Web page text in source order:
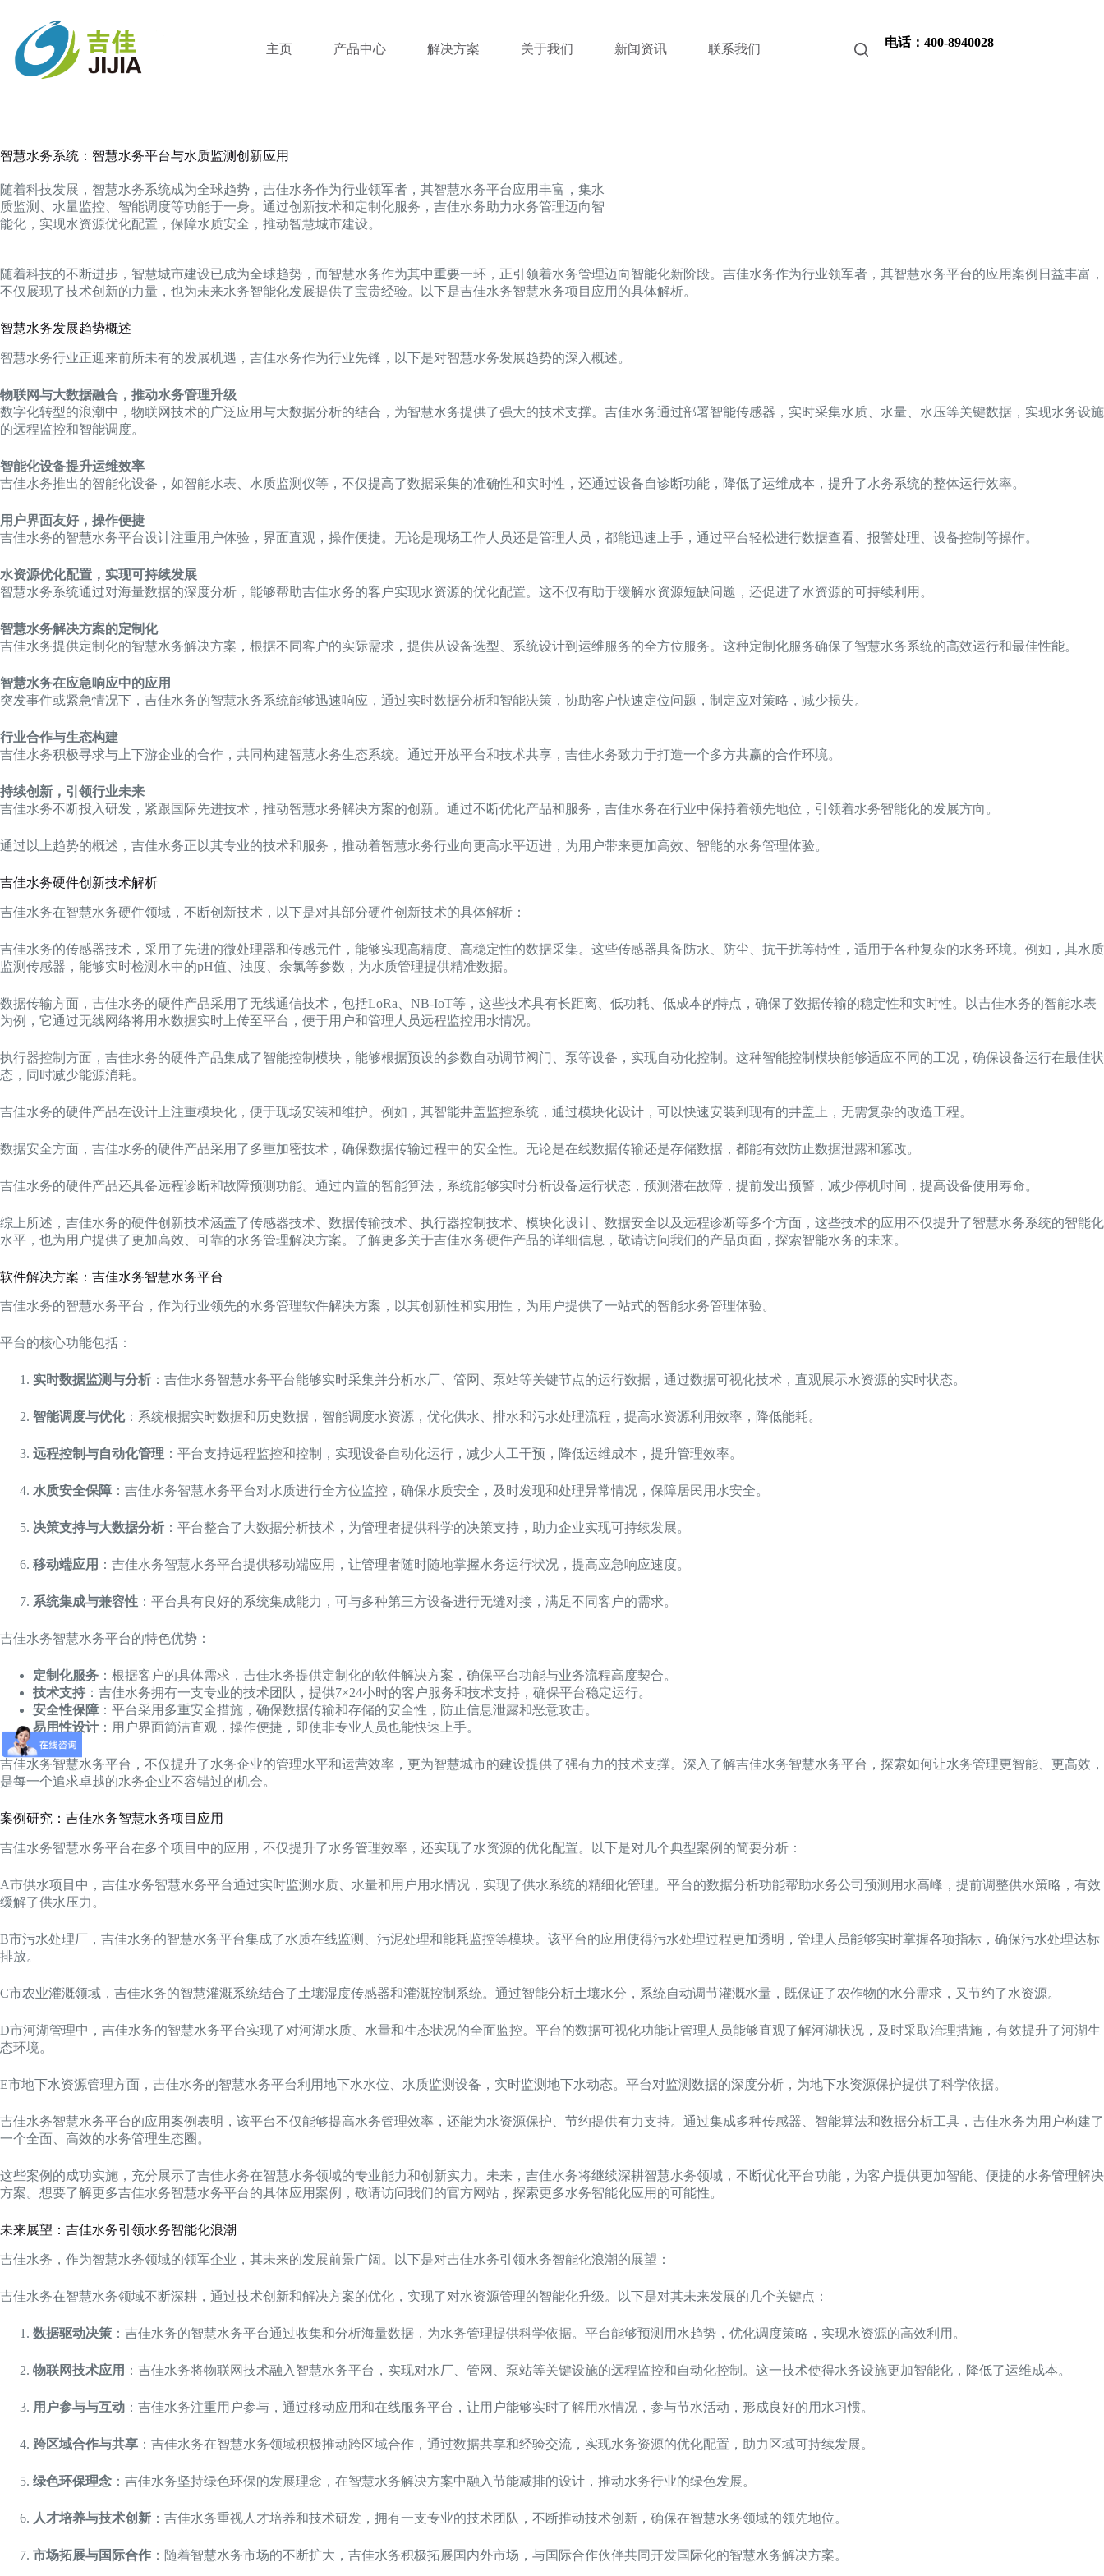
主页 产品中心 解决方案 关于我们 新闻资讯 联系我们 电话：400-8940028
智慧水务系统：智慧水务平台与水质监测创新应用
随着科技发展，智慧水务系统成为全球趋势，吉佳水务作为行业领军者，其智慧水务平台应用丰富，集水
质监测、水量监控、智能调度等功能于一身。通过创新技术和定制化服务，吉佳水务助力水务管理迈向智
能化，实现水资源优化配置，保障水质安全，推动智慧城市建设。
随着科技的不断进步，智慧城市建设已成为全球趋势，而智慧水务作为其中重要一环，正引领着水务管理迈向智能化新阶段。吉佳水务作为行业领军者，其智慧水务平台的应用案例日益丰富，
不仅展现了技术创新的力量，也为未来水务智能化发展提供了宝贵经验。以下是吉佳水务智慧水务项目应用的具体解析。
智慧水务发展趋势概述
智慧水务行业正迎来前所未有的发展机遇，吉佳水务作为行业先锋，以下是对智慧水务发展趋势的深入概述。
物联网与大数据融合，推动水务管理升级
数字化转型的浪潮中，物联网技术的广泛应用与大数据分析的结合，为智慧水务提供了强大的技术支撑。吉佳水务通过部署智能传感器，实时采集水质、水量、水压等关键数据，实现水务设施
的远程监控和智能调度。
智能化设备提升运维效率
吉佳水务推出的智能化设备，如智能水表、水质监测仪等，不仅提高了数据采集的准确性和实时性，还通过设备自诊断功能，降低了运维成本，提升了水务系统的整体运行效率。
用户界面友好，操作便捷
吉佳水务的智慧水务平台设计注重用户体验，界面直观，操作便捷。无论是现场工作人员还是管理人员，都能迅速上手，通过平台轻松进行数据查看、报警处理、设备控制等操作。
水资源优化配置，实现可持续发展
智慧水务系统通过对海量数据的深度分析，能够帮助吉佳水务的客户实现水资源的优化配置。这不仅有助于缓解水资源短缺问题，还促进了水资源的可持续利用。
智慧水务解决方案的定制化
吉佳水务提供定制化的智慧水务解决方案，根据不同客户的实际需求，提供从设备选型、系统设计到运维服务的全方位服务。这种定制化服务确保了智慧水务系统的高效运行和最佳性能。
智慧水务在应急响应中的应用
突发事件或紧急情况下，吉佳水务的智慧水务系统能够迅速响应，通过实时数据分析和智能决策，协助客户快速定位问题，制定应对策略，减少损失。
行业合作与生态构建
吉佳水务积极寻求与上下游企业的合作，共同构建智慧水务生态系统。通过开放平台和技术共享，吉佳水务致力于打造一个多方共赢的合作环境。
持续创新，引领行业未来
吉佳水务不断投入研发，紧跟国际先进技术，推动智慧水务解决方案的创新。通过不断优化产品和服务，吉佳水务在行业中保持着领先地位，引领着水务智能化的发展方向。
通过以上趋势的概述，吉佳水务正以其专业的技术和服务，推动着智慧水务行业向更高水平迈进，为用户带来更加高效、智能的水务管理体验。
吉佳水务硬件创新技术解析
吉佳水务在智慧水务硬件领域，不断创新技术，以下是对其部分硬件创新技术的具体解析：
吉佳水务的传感器技术，采用了先进的微处理器和传感元件，能够实现高精度、高稳定性的数据采集。这些传感器具备防水、防尘、抗干扰等特性，适用于各种复杂的水务环境。例如，其水质
监测传感器，能够实时检测水中的pH值、浊度、余氯等参数，为水质管理提供精准数据。
数据传输方面，吉佳水务的硬件产品采用了无线通信技术，包括LoRa、NB-IoT等，这些技术具有长距离、低功耗、低成本的特点，确保了数据传输的稳定性和实时性。以吉佳水务的智能水表
为例，它通过无线网络将用水数据实时上传至平台，便于用户和管理人员远程监控用水情况。
执行器控制方面，吉佳水务的硬件产品集成了智能控制模块，能够根据预设的参数自动调节阀门、泵等设备，实现自动化控制。这种智能控制模块能够适应不同的工况，确保设备运行在最佳状
态，同时减少能源消耗。
吉佳水务的硬件产品在设计上注重模块化，便于现场安装和维护。例如，其智能井盖监控系统，通过模块化设计，可以快速安装到现有的井盖上，无需复杂的改造工程。
数据安全方面，吉佳水务的硬件产品采用了多重加密技术，确保数据传输过程中的安全性。无论是在线数据传输还是存储数据，都能有效防止数据泄露和篡改。
吉佳水务的硬件产品还具备远程诊断和故障预测功能。通过内置的智能算法，系统能够实时分析设备运行状态，预测潜在故障，提前发出预警，减少停机时间，提高设备使用寿命。
综上所述，吉佳水务的硬件创新技术涵盖了传感器技术、数据传输技术、执行器控制技术、模块化设计、数据安全以及远程诊断等多个方面，这些技术的应用不仅提升了智慧水务系统的智能化
水平，也为用户提供了更加高效、可靠的水务管理解决方案。了解更多关于吉佳水务硬件产品的详细信息，敬请访问我们的产品页面，探索智能水务的未来。
软件解决方案：吉佳水务智慧水务平台
吉佳水务的智慧水务平台，作为行业领先的水务管理软件解决方案，以其创新性和实用性，为用户提供了一站式的智能水务管理体验。
平台的核心功能包括：
实时数据监测与分析 ：吉佳水务智慧水务平台能够实时采集并分析水厂、管网、泵站等关键节点的运行数据，通过数据可视化技术，直观展示水资源的实时状态。
智能调度与优化：系统根据实时数据和历史数据，智能调度水资源，优化供水、排水和污水处理流程，提高水资源利用效率，降低能耗。
远程控制与自动化管理 ：平台支持远程监控和控制，实现设备自动化运行，减少人工干预，降低运维成本，提升管理效率。
水质安全保障 ：吉佳水务智慧水务平台对水质进行全方位监控，确保水质安全，及时发现和处理异常情况，保障居民用水安全。
决策支持与大数据分析 ：平台整合了大数据分析技术，为管理者提供科学的决策支持，助力企业实现可持续发展。
移动端应用 ：吉佳水务智慧水务平台提供移动端应用，让管理者随时随地掌握水务运行状况，提高应急响应速度。
系统集成与兼容性 ：平台具有良好的系统集成能力，可与多种第三方设备进行无缝对接，满足不同客户的需求。
吉佳水务智慧水务平台的特色优势：
定制化服务 ：根据客户的具体需求，吉佳水务提供定制化的软件解决方案，确保平台功能与业务流程高度契合。
技术支持 ：吉佳水务拥有一支专业的技术团队，提供7×24小时的客户服务和技术支持，确保平台稳定运行。
安全性保障 ：平台采用多重安全措施，确保数据传输和存储的安全性，防止信息泄露和恶意攻击。
易用性设计 ：用户界面简洁直观，操作便捷，即使非专业人员也能快速上手。
吉佳水务智慧水务平台，不仅提升了水务企业的管理水平和运营效率，更为智慧城市的建设提供了强有力的技术支撑。深入了解吉佳水务智慧水务平台，探索如何让水务管理更智能、更高效，
是每一个追求卓越的水务企业不容错过的机会。
案例研究：吉佳水务智慧水务项目应用
吉佳水务智慧水务平台在多个项目中的应用，不仅提升了水务管理效率，还实现了水资源的优化配置。以下是对几个典型案例的简要分析：
A市供水项目中，吉佳水务智慧水务平台通过实时监测水质、水量和用户用水情况，实现了供水系统的精细化管理。平台的数据分析功能帮助水务公司预测用水高峰，提前调整供水策略，有效
缓解了供水压力。
B市污水处理厂，吉佳水务的智慧水务平台集成了水质在线监测、污泥处理和能耗监控等模块。该平台的应用使得污水处理过程更加透明，管理人员能够实时掌握各项指标，确保污水处理达标
排放。
C市农业灌溉领域，吉佳水务的智慧灌溉系统结合了土壤湿度传感器和灌溉控制系统。通过智能分析土壤水分，系统自动调节灌溉水量，既保证了农作物的水分需求，又节约了水资源。
D市河湖管理中，吉佳水务的智慧水务平台实现了对河湖水质、水量和生态状况的全面监控。平台的数据可视化功能让管理人员能够直观了解河湖状况，及时采取治理措施，有效提升了河湖生
态环境。
E市地下水资源管理方面，吉佳水务的智慧水务平台利用地下水水位、水质监测设备，实时监测地下水动态。平台对监测数据的深度分析，为地下水资源保护提供了科学依据。
吉佳水务智慧水务平台的应用案例表明，该平台不仅能够提高水务管理效率，还能为水资源保护、节约提供有力支持。通过集成多种传感器、智能算法和数据分析工具，吉佳水务为用户构建了
一个全面、高效的水务管理生态圈。
这些案例的成功实施，充分展示了吉佳水务在智慧水务领域的专业能力和创新实力。未来，吉佳水务将继续深耕智慧水务领域，不断优化平台功能，为客户提供更加智能、便捷的水务管理解决
方案。想要了解更多吉佳水务智慧水务平台的具体应用案例，敬请访问我们的官方网站，探索更多水务智能化应用的可能性。
未来展望：吉佳水务引领水务智能化浪潮
吉佳水务，作为智慧水务领域的领军企业，其未来的发展前景广阔。以下是对吉佳水务引领水务智能化浪潮的展望：
吉佳水务在智慧水务领域不断深耕，通过技术创新和解决方案的优化，实现了对水资源管理的智能化升级。以下是对其未来发展的几个关键点：
数据驱动决策 ：吉佳水务的智慧水务平台通过收集和分析海量数据，为水务管理提供科学依据。平台能够预测用水趋势，优化调度策略，实现水资源的高效利用。
物联网技术应用 ：吉佳水务将物联网技术融入智慧水务平台，实现对水厂、管网、泵站等关键设施的远程监控和自动化控制。这一技术使得水务设施更加智能化，降低了运维成本。
用户参与与互动 ：吉佳水务注重用户参与，通过移动应用和在线服务平台，让用户能够实时了解用水情况，参与节水活动，形成良好的用水习惯。
跨区域合作与共享 ：吉佳水务在智慧水务领域积极推动跨区域合作，通过数据共享和经验交流，实现水务资源的优化配置，助力区域可持续发展。
绿色环保理念 ：吉佳水务坚持绿色环保的发展理念，在智慧水务解决方案中融入节能减排的设计，推动水务行业的绿色发展。
人才培养与技术创新 ：吉佳水务重视人才培养和技术研发，拥有一支专业的技术团队，不断推动技术创新，确保在智慧水务领域的领先地位。
市场拓展与国际合作 ：随着智慧水务市场的不断扩大，吉佳水务积极拓展国内外市场，与国际合作伙伴共同开发国际化的智慧水务解决方案。